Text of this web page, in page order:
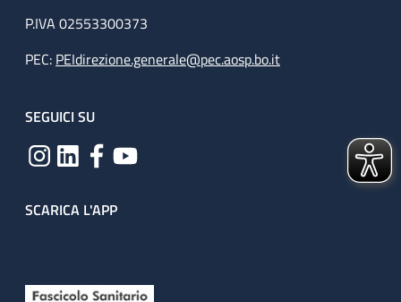
P.IVA 02553300373
PEC: PEIdirezione.generale@pec.aosp.bo.it
SEGUICI SU
SCARICA L'APP